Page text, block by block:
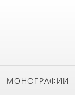
МОНОГРАФИИ